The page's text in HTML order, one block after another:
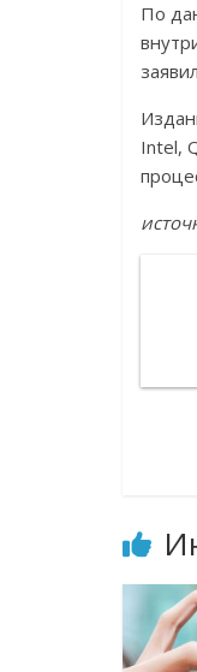
По
Intel,